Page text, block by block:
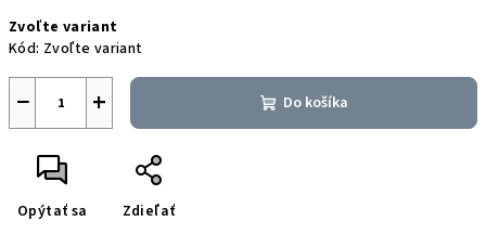
cena:
Zvoľte variant
Kód: Zvoľte variant
+
− Do košíka
Opýtať sa Zdieľať